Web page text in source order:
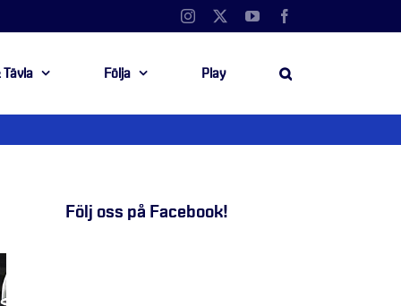
Instagram YouTube
Tävla Följa Play
Följ oss på Facebook!